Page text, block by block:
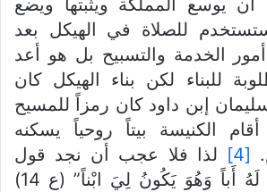
للصلاة في الهيكل بعد
الخدمة والتسبيح بل هو أعد
للبناء لكن بناء الهيكل كان
إبن داود كان رمزاً للمسيح
الكنيسة بيتاً روحياً يسكنه
[4]
لذا فلا عجب أن نجد قول
الرب:” أَنَا أَكُونُ لَهُ أَباً وَهُوَ يَكُونُ لِيَ ابْناً” (ع 14)